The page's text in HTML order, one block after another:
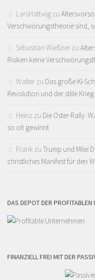
LarsHattwig zu
Verschwörungstheorie sind,
Sebastian Wießner zu
Risiken keine
Walter zu Das große KI-
Revolution und der stille
Heinz zu Die Oster-Rally:
so oft gewinnt
Frank zu Trump und Milei
christliches Manifest für den
DAS DEPOT DER PROFITABLEN
FINANZIELL FREI MIT DER